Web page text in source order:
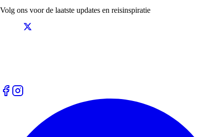
Volg ons voor de laatste updates en reisinspiratie